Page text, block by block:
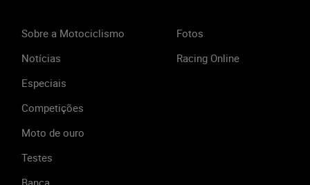
Sobre a Motociclismo
Notícias
Especiais
Competições
Moto de ouro
Testes
Fotos
Racing Online